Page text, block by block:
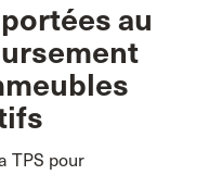
au
TPS pour